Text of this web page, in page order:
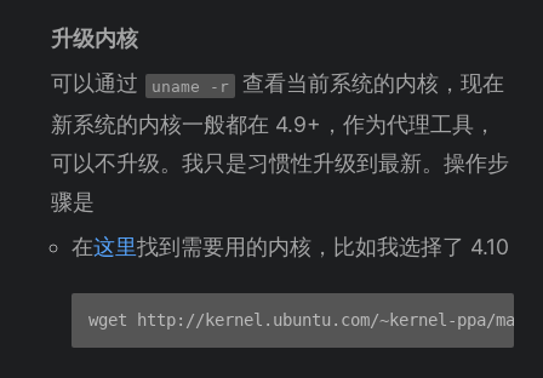
升级内核
可以通过
uname -r
查看当前系统的内核，现在
新系统的内核一般都在 4.9+，作为代理工具，
可以不升级。我只是习惯性升级到最新。操作步
骤是
在这里找到需要用的内核，比如我选择了 4.10